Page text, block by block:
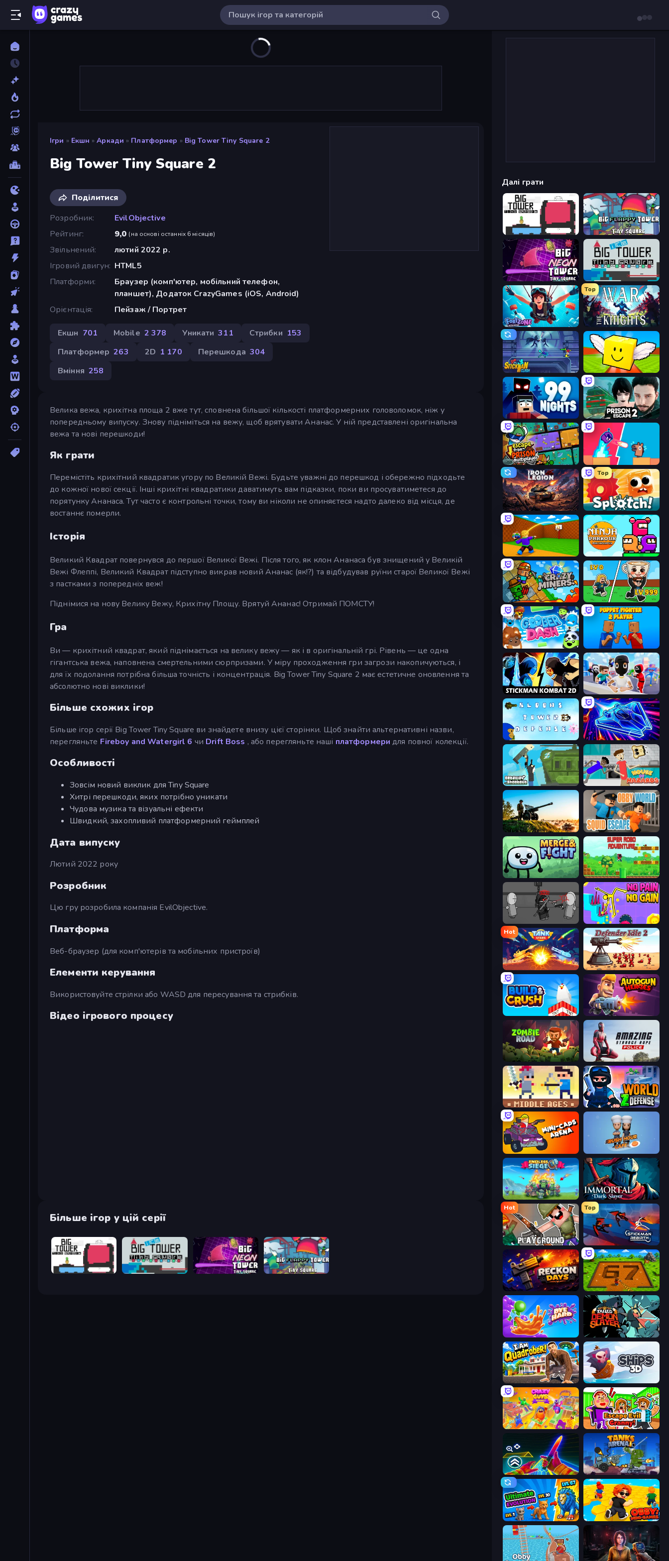
Ігри » Екшн » Аркади » Платформер » Big Tower Tiny Square 2
Big Tower Tiny Square 2
Поділитися
Розробник
EvilObjective
Рейтинг
9,0 (на основі останніх 6 місяців)
Звільнений
лютий 2022 р.
Ігровий двигун HTML5
Платформи
Браузер (комп'ютер, мобільний телефон,
планшет), Додаток CrazyGames (iOS, Android)
Орієнтація
Пейзаж / Портрет
Екшн 701 Mobile 2 378 Уникати 311 Стрибки 153
Платформер 263 2D 1 170 Перешкода 304
Вміння 258
Велика вежа, крихітна площа 2 вже тут, сповнена більшої кількості платформерних головоломок, ніж у
попередньому випуску. Знову підніміться на вежу, щоб врятувати Ананас. У ній представлені оригінальна
вежа та нові перешкоди!
Як грати
Перемістіть крихітний квадратик угору по Великій Вежі. Будьте уважні до перешкод і обережно підходьте
до кожної нової секції. Інші крихітні квадратики даватимуть вам підказки, поки ви просуватиметеся до
порятунку Ананаса. Тут часто є контрольні точки, тому ви ніколи не опиняєтеся надто далеко від місця, де
востаннє померли.
Історія
Великий Квадрат повернувся до першої Великої Вежі. Після того, як клон Ананаса був знищений у Великій
Вежі Флеппі, Великий Квадрат підступно викрав новий Ананас (як!?) та відбудував руїни старої Великої Вежі
з пастками з попередніх веж!
Піднімися на нову Велику Вежу, Крихітну Площу. Врятуй Ананас! Отримай ПОМСТУ!
Гра
Ви — крихітний квадрат, який піднімається на велику вежу — як і в оригінальній грі. Рівень — це одна
гігантська вежа, наповнена смертельними сюрпризами. У міру проходження гри загрози накопичуються, і
для їх подолання потрібна більша точність і концентрація. Big Tower Tiny Square 2 має естетичне оновлення та
абсолютно нові виклики!
Більше схожих ігор
Більше ігор серії Big Tower Tiny Square ви знайдете внизу цієї сторінки. Щоб знайти альтернативні назви,
перегляньте Fireboy and Watergirl 6 чи Drift Boss , або перегляньте наші платформери для повної колекції.
Особливості
Зовсім новий виклик для Tiny Square
Хитрі перешкоди, яких потрібно уникати
Чудова музика та візуальні ефекти
Швидкий, захопливий платформерний геймплей
Дата випуску
Лютий 2022 року
Розробник
Цю гру розробила компанія EvilObjective.
Платформа
Веб-браузер (для комп'ютерів та мобільних пристроїв)
Елементи керування
Використовуйте стрілки або WASD для пересування та стрибків.
Відео ігрового процесу
Більше ігор у цій серії
Big Tower Tiny Square Big ICE Tower Tiny Square Big NEON Tower Tiny Square Big FLAPPY Tower Tiny Square
Далі грати
Big Tower Tiny Square Big FLAPPY Tower Tiny Square
Big NEON Tower Tiny Square Big ICE Tower Tiny Square
Fortzone Battle Royale
Top
War the Knights
Stickman Clash Lucky Brainrot Blocks Online
99 Nights (Bloxd.io) Prison Escape 2
Escape From Prison Multiplayer Boom Slingers ReBoom
Iron Legion
Top
Splotch!
Throw a Lucky Block Ninja Parkour Multiplayer
Crazy Miners Brainrot Arena Online
Goober Dash Puppet Fighter 2 Player
Stickman Kombat 2D
Stellar Swarm
Getaway Shootout House of Hazards
Artillery Vs Tanks
Merge & Fight Super Robo - Adventure
Madness Project Nexus No Pain No Gain - Ragdoll Sandbox
Hot
Tank Stars Defender Idle 2
Build and Crush Autogun Heroes
Zombie Road Amazing Strange Rope Police
Castle Wars: Middle Ages World Z Defense - Zombie Defense
Mini-Caps: Arena Rush Hour Cafe
Endless Siege Immortal: Dark Slayer
Hot
Playground
Top
Stickman Rebirth
Reckon Days Obby: Dig Brainrots
Dye Hard Tailed Demon Slayer
I Am Quadrober! Ships 3D
Crazy Guys Escape Evil Granny!
Surf GO Parkour Tanks Arena io: Craft & Combat
Ultimate Evolution Obby: Mini-Games